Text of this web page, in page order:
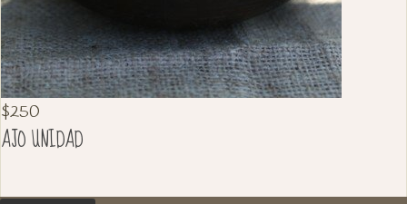
$250
AJO UNIDAD